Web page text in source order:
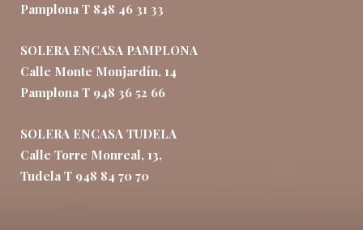
Pamplona T 848 46 31 33
SOLERA ENCASA PAMPLONA
Calle Monte Monjardín, 14
Pamplona T 948 36 52 66
SOLERA ENCASA TUDELA
Calle Torre Monreal, 13,
Tudela T 948 84 70 70